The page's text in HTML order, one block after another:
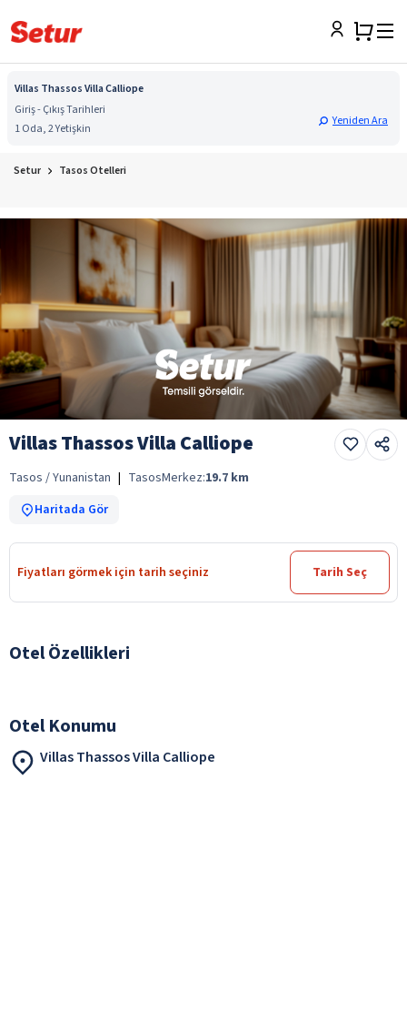
Villas Thassos Villa Calliope
Giriş - Çıkış Tarihleri
1 Oda, 2 Yetişkin
Yeniden Ara
Setur Tasos Otelleri
Villas Thassos Villa Calliope
Tasos / Yunanistan | TasosMerkez:19.7 km
Haritada Gör
Fiyatları görmek için tarih seçiniz Tarih Seç
Otel Özellikleri
Otel Konumu
Villas Thassos Villa Calliope